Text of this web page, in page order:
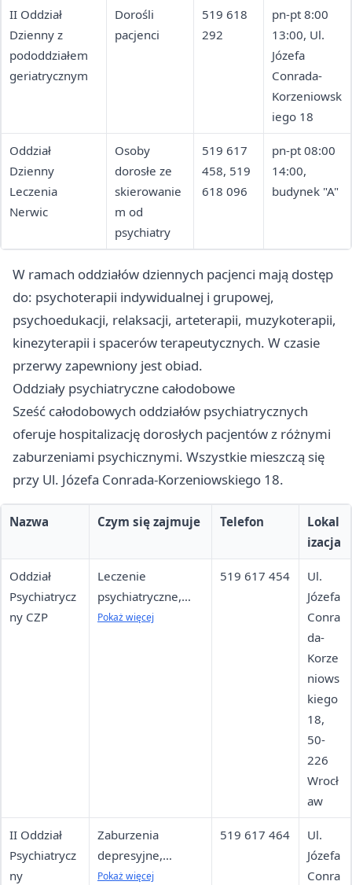
II Oddział
Dzienny z
pododdziałem
geriatrycznym
Dorośli
pacjenci
519 618
292
pn-pt 8:00
13:00, Ul.
Józefa
Conrada-
Korzeniowsk
iego 18
Oddział
Dzienny
Leczenia
Nerwic
Osoby
dorosłe ze
skierowanie
m od
psychiatry
519 617
458, 519
618 096
pn-pt 08:00
14:00,
budynek "A"
W ramach oddziałów dziennych pacjenci mają dostęp
do: psychoterapii indywidualnej i grupowej,
psychoedukacji, relaksacji, arteterapii, muzykoterapii,
kinezyterapii i spacerów terapeutycznych. W czasie
przerwy zapewniony jest obiad.
Oddziały psychiatryczne całodobowe
Sześć całodobowych oddziałów psychiatrycznych
oferuje hospitalizację dorosłych pacjentów z różnymi
zaburzeniami psychicznymi. Wszystkie mieszczą się
przy Ul. Józefa Conrada-Korzeniowskiego 18.
Nazwa Czym się zajmuje Telefon
Lokal
izacja
Oddział
Psychiatrycz
ny CZP
Leczenie
psychiatryczne,
farmakoterapia,
Pokaż więcej
519 617 454
Ul.
Józefa
Conra
da-
Korze
niows
kiego
18,
50-
226
Wrocł
aw
II Oddział
Psychiatrycz
ny
Zaburzenia
depresyjne,
nerwicowe
Pokaż więcej
519 617 464
Ul.
Józefa
Conra